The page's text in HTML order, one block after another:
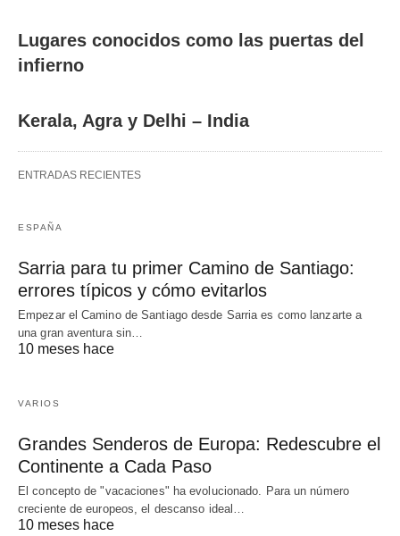
Lugares conocidos como las puertas del
infierno
Kerala, Agra y Delhi – India
ENTRADAS RECIENTES
ESPAÑA
Sarria para tu primer Camino de Santiago:
errores típicos y cómo evitarlos
Empezar el Camino de Santiago desde Sarria es como lanzarte a
una gran aventura sin…
10 meses hace
VARIOS
Grandes Senderos de Europa: Redescubre el
Continente a Cada Paso
El concepto de "vacaciones" ha evolucionado. Para un número
creciente de europeos, el descanso ideal…
10 meses hace